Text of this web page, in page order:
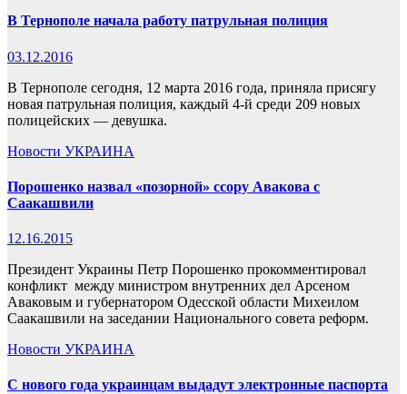
В Тернополе начала работу патрульная полиция
03.12.2016
В Тернополе сегодня, 12 марта 2016 года, приняла присягу
новая патрульная полиция, каждый 4-й среди 209 новых
полицейских — девушка.
Новости УКРАИНА
Порошенко назвал «позорной» ссору Авакова с
Саакашвили
12.16.2015
Президент Украины Петр Порошенко прокомментировал
конфликт между министром внутренних дел Арсеном
Аваковым и губернатором Одесской области Михеилом
Саакашвили на заседании Национального совета реформ.
Новости УКРАИНА
С нового года украинцам выдадут электронные паспорта